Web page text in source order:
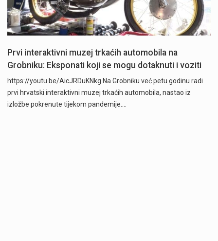
Prvi interaktivni muzej trkaćih automobila na
Grobniku: Eksponati koji se mogu dotaknuti i voziti
https://youtu.be/AicJRDuKNkg Na Grobniku već petu godinu radi
prvi hrvatski interaktivni muzej trkaćih automobila, nastao iz
izložbe pokrenute tijekom pandemije.…